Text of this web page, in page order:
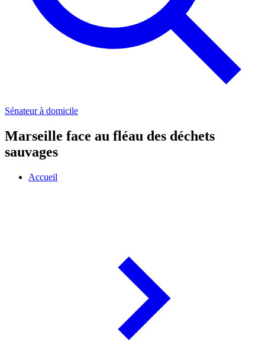
Sénateur à domicile
Marseille face au fléau des déchets
sauvages
Accueil